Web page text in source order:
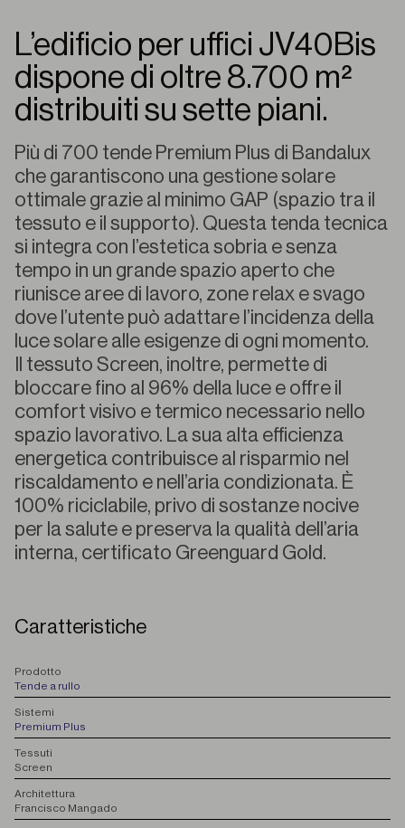
L’edificio per uffici JV40Bis
dispone di oltre 8.700 m²
distribuiti su sette piani.
Più di 700 tende Premium Plus di Bandalux
che garantiscono una gestione solare
ottimale grazie al minimo GAP (spazio tra il
tessuto e il supporto). Questa tenda tecnica
si integra con l’estetica sobria e senza
tempo in un grande spazio aperto che
riunisce aree di lavoro, zone relax e svago
dove l’utente può adattare l’incidenza della
luce solare alle esigenze di ogni momento.
Il tessuto Screen, inoltre, permette di
bloccare fino al 96% della luce e offre il
comfort visivo e termico necessario nello
spazio lavorativo. La sua alta efficienza
energetica contribuisce al risparmio nel
riscaldamento e nell’aria condizionata. È
100% riciclabile, privo di sostanze nocive
per la salute e preserva la qualità dell’aria
interna, certificato Greenguard Gold.
Caratteristiche
Prodotto
Tende a rullo
Sistemi
Premium Plus
Tessuti
Screen
Architettura
Francisco Mangado